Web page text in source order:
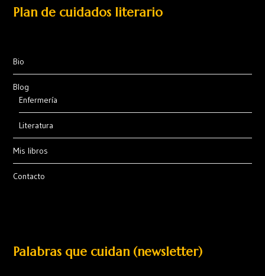
Plan de cuidados literario
Bio
Blog
Enfermería
Literatura
Mis libros
Contacto
Palabras que cuidan (newsletter)